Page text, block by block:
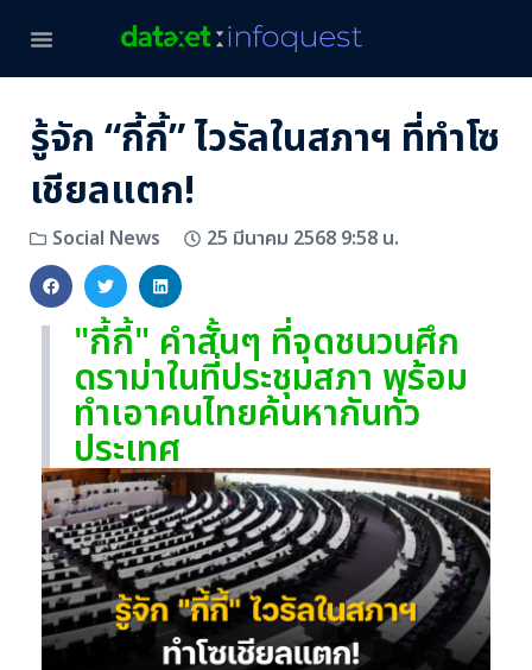
รู้จัก “กี้กี้” ไวรัลในสภาฯ ที่ทำโซ
เชียลแตก!
Social News 25 มีนาคม 2568 9:58 น.
"กี้กี้" คำสั้นๆ ที่จุดชนวนศึก
ดราม่าในที่ประชุมสภา พร้อม
ทำเอาคนไทยค้นหากันทั่ว
ประเทศ